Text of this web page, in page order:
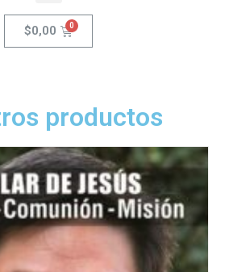
$0,00
productos